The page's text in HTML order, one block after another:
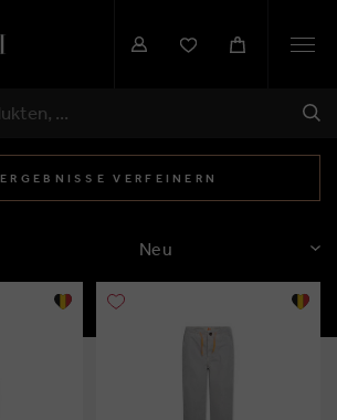
ERGEBNISSE VERFEINERN
SORTIEREN